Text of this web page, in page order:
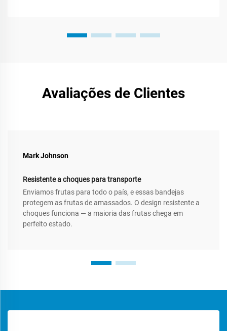
Avaliações de Clientes
Mark Johnson
Resistente a choques para transporte
Enviamos frutas para todo o país, e essas bandejas
protegem as frutas de amassados. O design resistente a
choques funciona — a maioria das frutas chega em
perfeito estado.